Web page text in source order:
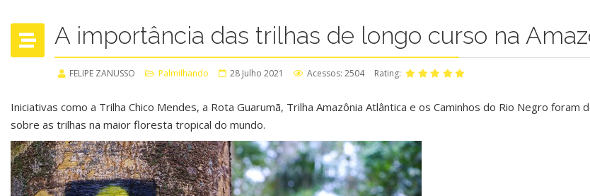
A importância das trilhas de longo curso na
FELIPE ZANUSSO Palmilhando 28 Julho 2021 Acessos: 2504 Rating:
Iniciativas como a Trilha Chico Mendes, a Rota Guarumã, Trilha Amazônia Atlântica e os Caminhos do Rio Negro foram
sobre as trilhas na maior floresta tropical do mundo.